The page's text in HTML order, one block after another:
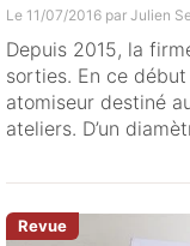
Le 11/07/2016 par Julien
Depuis 2015, la
sorties. En ce
atomiseur destiné
ateliers. D’un